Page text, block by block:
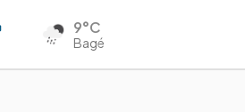
9°C
Bagé